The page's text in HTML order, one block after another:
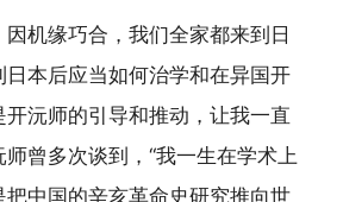
机缘巧合，我们全家都来到日
本后应当如何治学和在异国开
开沅师的引导和推动，让我一直
曾多次谈到，“我一生在学术上
中国的辛亥革命史研究推向世